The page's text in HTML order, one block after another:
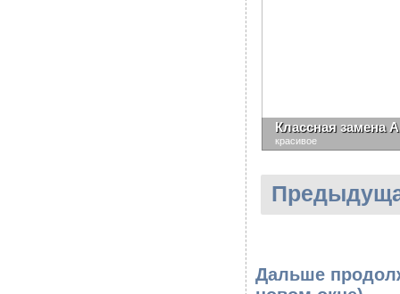
Классная замена
красивое
Дальше